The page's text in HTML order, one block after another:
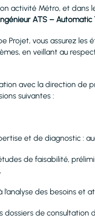
activité Métro, et dans
ATS – Automatic
Projet, vous assurez
en veillant au
avec la direction de
suivantes :
et de diagnostic :
de faisabilité,
l’analyse des besoins et
dossiers de consultation